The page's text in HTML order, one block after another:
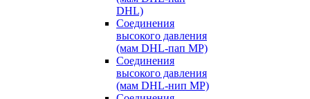
DHL)
Соединения
высокого давления
(мам DHL-пап MP)
Соединения
высокого давления
(мам DHL-нип MP)